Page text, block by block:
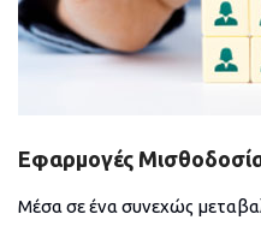
Εφαρμογές
Μέσα σε ένα συνεχώς